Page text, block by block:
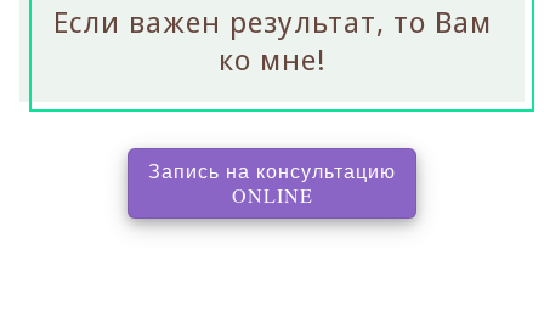
Если важен результат, то Вам
ко мне!
Запись на консультацию
ONLINE, перенаправляет на